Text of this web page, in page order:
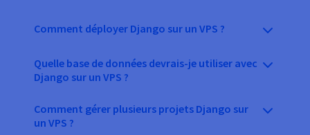
Comment déployer Django sur un VPS ?
Quelle base de données devrais-je utiliser avec
Django sur un VPS ?
Comment gérer plusieurs projets Django sur
un VPS ?